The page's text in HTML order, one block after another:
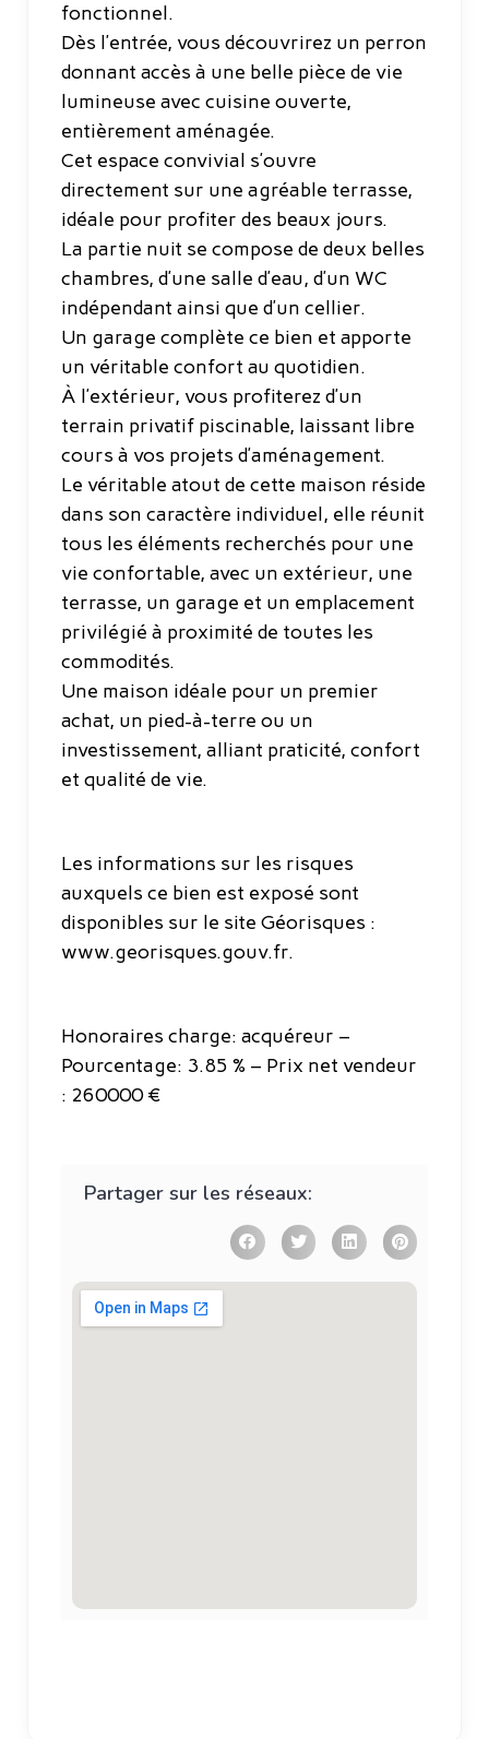
fonctionnel.
Dès l’entrée, vous découvrirez un perron
donnant accès à une belle pièce de vie
lumineuse avec cuisine ouverte,
entièrement aménagée.
Cet espace convivial s’ouvre
directement sur une agréable terrasse,
idéale pour profiter des beaux jours.
La partie nuit se compose de deux belles
chambres, d’une salle d’eau, d’un WC
indépendant ainsi que d’un cellier.
Un garage complète ce bien et apporte
un véritable confort au quotidien.
À l’extérieur, vous profiterez d’un
terrain privatif piscinable, laissant libre
cours à vos projets d’aménagement.
Le véritable atout de cette maison réside
dans son caractère individuel, elle réunit
tous les éléments recherchés pour une
vie confortable, avec un extérieur, une
terrasse, un garage et un emplacement
privilégié à proximité de toutes les
commodités.
Une maison idéale pour un premier
achat, un pied-à-terre ou un
investissement, alliant praticité, confort
et qualité de vie.
Les informations sur les risques
auxquels ce bien est exposé sont
disponibles sur le site Géorisques :
www.georisques.gouv.fr.
Honoraires charge: acquéreur –
Pourcentage: 3.85 % – Prix net vendeur
: 260000 €
Partager sur les réseaux: